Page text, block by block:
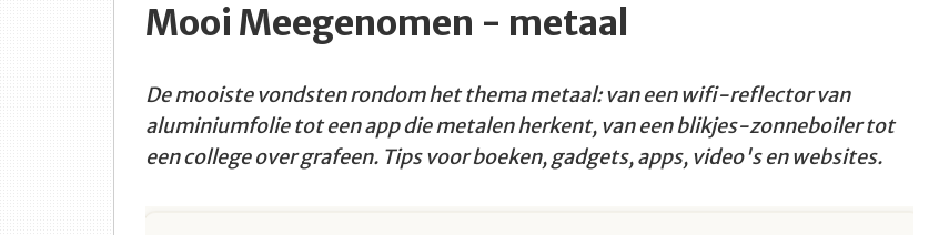
Mooi Meegenomen - metaal
De mooiste vondsten rondom het thema metaal: van een wifi-reflector van
aluminiumfolie tot een app die metalen herkent, van een blikjes-zonneboiler tot
een college over grafeen. Tips voor boeken, gadgets, apps, video's en websites.